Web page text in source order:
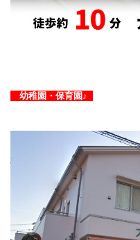
幼稚園・保育園♪